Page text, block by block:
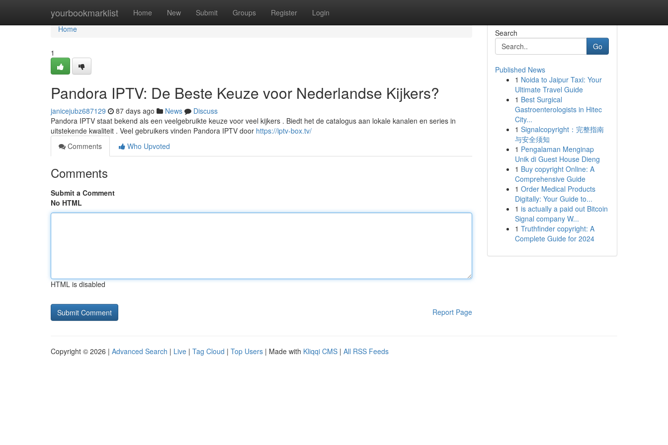
yourbookmarklist Home New Submit Groups Register Login
Home
Home
1
Pandora IPTV: De Beste Keuze voor Nederlandse Kijkers?
janicejubz687129 87 days ago News
Discuss
Pandora IPTV staat bekend als een veelgebruikte keuze voor veel kijkers . Biedt het de catalogus aan lokale kanalen en series in
uitstekende kwaliteit . Veel gebruikers vinden Pandora IPTV door https://iptv-box.tv/
Comments
Who Upvoted
Comments
Submit a Comment
No HTML
HTML is disabled
Report Page
Search
Go
Published News
1 Noida to Jaipur Taxi: Your
Ultimate Travel Guide
1 Best Surgical
Gastroenterologists in Hitec
City...
1 Signalcopyright：完整指南
与安全须知
1 Pengalaman Menginap
Unik di Guest House Dieng
1 Buy copyright Online: A
Comprehensive Guide
1 Order Medical Products
Digitally: Your Guide to...
1 is actually a paid out Bitcoin
Signal company W...
1 Truthfinder copyright: A
Complete Guide for 2024
Copyright © 2026 | Advanced Search | Live | Tag Cloud | Top Users | Made with Kliqqi CMS | All RSS Feeds